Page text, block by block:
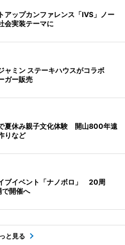
アップカンファレンス「IVS」ノー
会実装テーマに
ャミン ステーキハウスがコラボ
ガー販売
夏休み親子文化体験 開山800年遠
りなど
ブイベント「ナノボロ」 20周
開催へ
と見る